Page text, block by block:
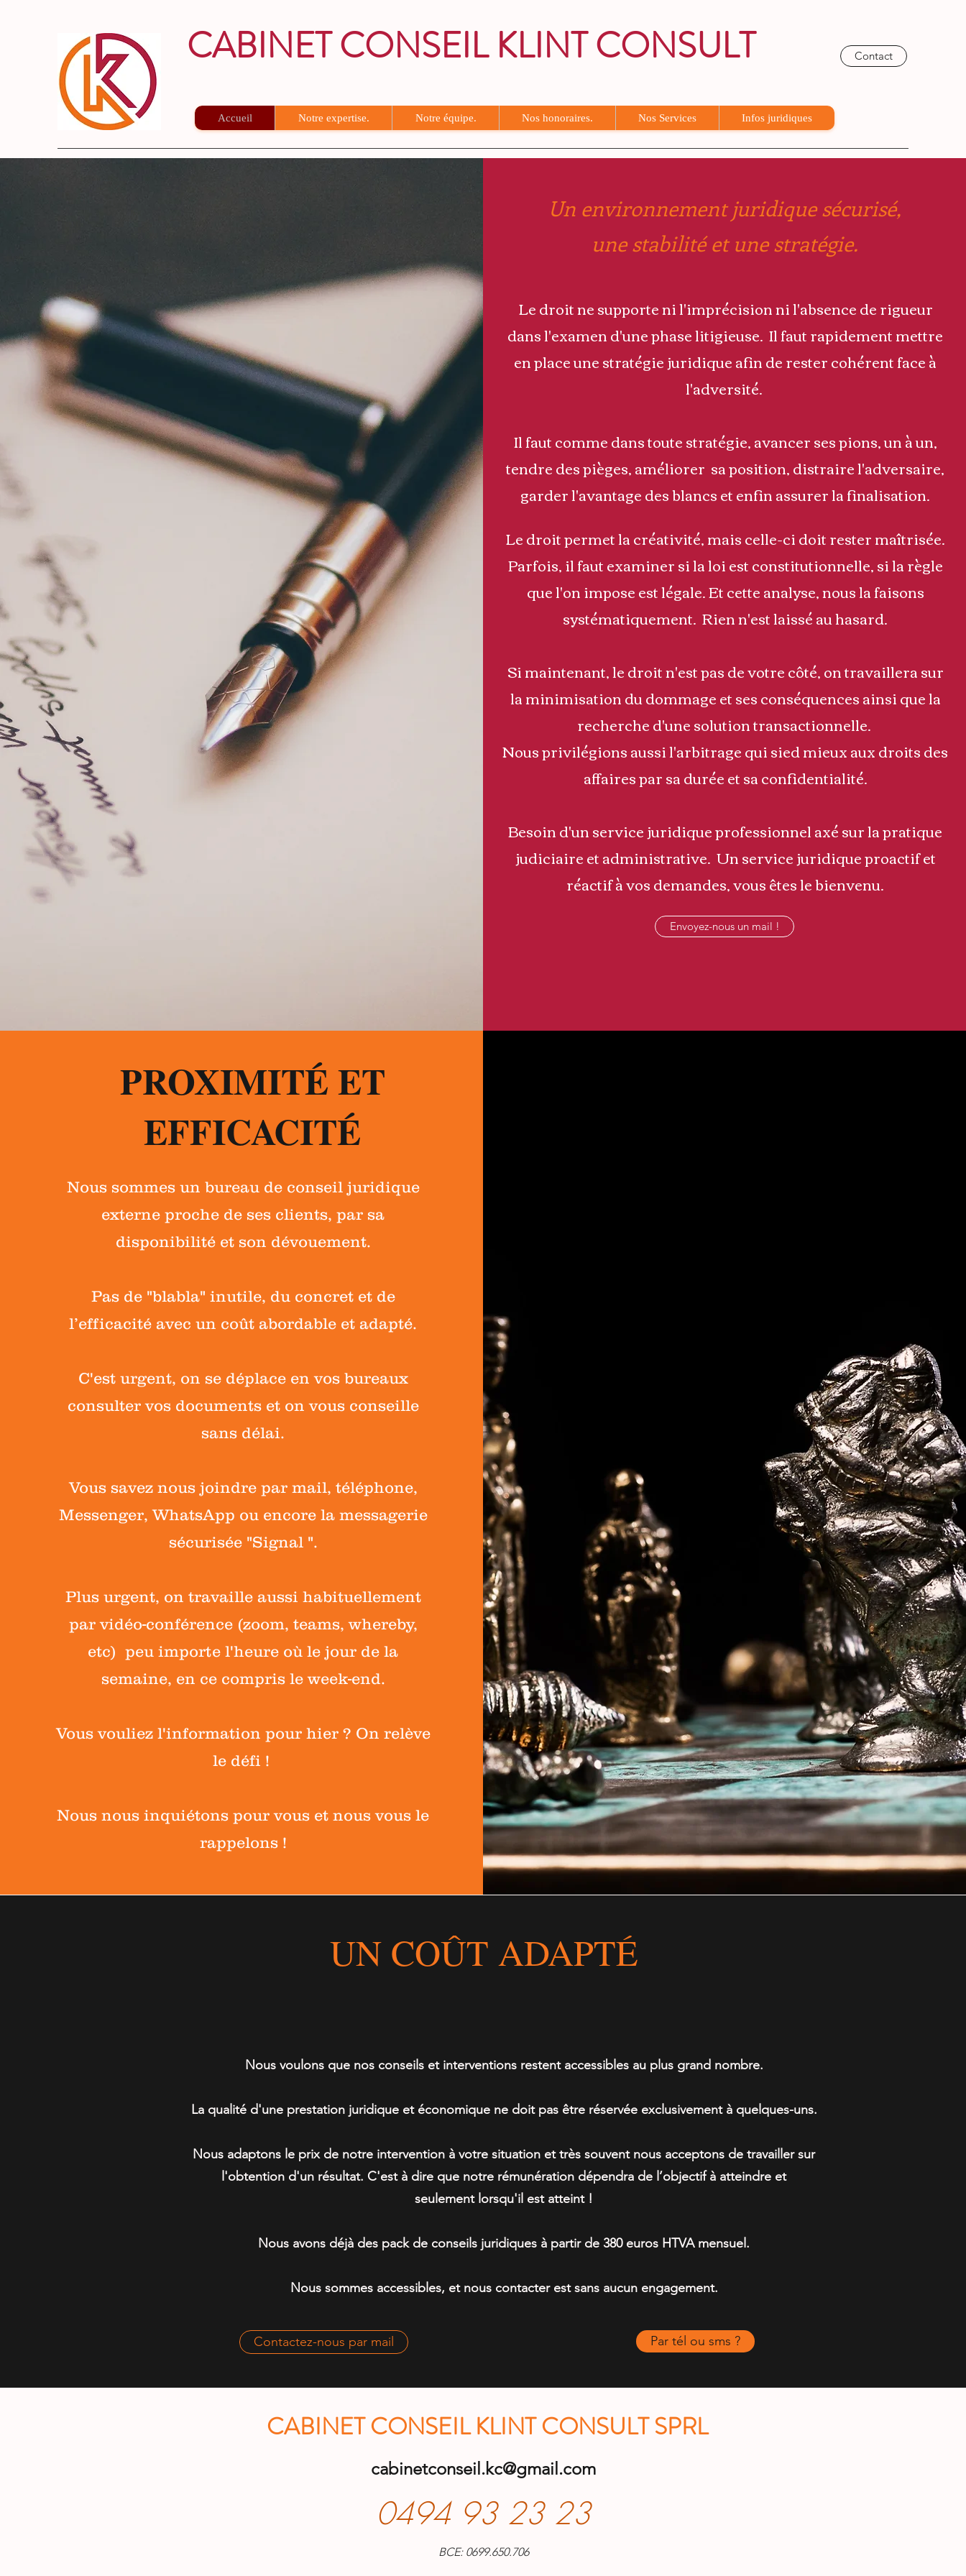
Contact
CABINET CONSEIL KLINT CONSULT
Accueil Notre expertise. Notre équipe. Nos honoraires. Nos Services Infos juridiques
Un environnement juridique sécurisé,
une stabilité et une stratégie.
Le droit ne supporte ni l'imprécision ni l'absence de rigueur
dans l'examen d'une phase litigieuse. Il faut rapidement mettre
en place une stratégie juridique afin de rester cohérent face à
l'adversité.
Il faut comme dans toute stratégie, avancer ses pions, un à un,
tendre des pièges,améliorer sa position, distraire l'adversaire,
garder l'avantage des blancs et enfin assurer la finalisation.
Le droit permet la créativité, mais celle-ci doit rester maîtrisée.
Parfois, il faut examiner si la loi est constitutionnelle, si la règle
que l'on impose est légale. Et cette analyse, nous la faisons
systématiquement. Rien n'est laissé au hasard.
Si maintenant, le droit n'est pas de votre côté, on travaillera sur
la minimisation du dommage et ses conséquences ainsi que la
recherche d'une solution transactionnelle.
Nous privilégions aussi l'arbitrage qui sied mieux aux droits des
affaires par sa durée et sa confidentialité.
Besoin d'un service juridique professionnel axé sur la pratique
judiciaire et administrative. Un service juridique proactif et
réactif à vos demandes, vous êtes le bienvenu.
Envoyez-nous un mail !
PROXIMITÉ ET
EFFICACITÉ
Nous sommes un bureau de conseil juridique
externe proche de ses clients, par sa
disponibilité et son dévouement.
Pas de "blabla" inutile, du concret et de
l’efficacité avec un coût abordable et adapté.
C'est urgent, on se déplace en vos bureaux
consulter vos documents et on vous conseille
sans délai.
Vous savez nous joindre par mail, téléphone,
Messenger, WhatsApp ou encore la messagerie
sécurisée "Signal ".
Plus urgent, on travaille aussi habituellement
par vidéo-conférence (zoom, teams, whereby,
etc) peu importe l'heure où le jour de la
semaine, en ce compris le week-end.
Vous vouliez l'information pour hier ? On relève
le défi !
Nous nous inquiétons pour vous et nous vous le
rappelons !
UN COÛT ADAPTÉ
Contactez-nous par mail Par tél ou sms ?
Nous voulons que nos conseils et interventions restent accessibles au plus grand nombre.
La qualité d'une prestation juridique et économique ne doit pas être réservée exclusivement à quelques-uns.
Nous adaptons le prix de notre intervention à votre situation et très souvent nous acceptons de travailler sur
l'obtention d'un résultat. C'est à dire que notre rémunération dépendra de l’objectif à atteindre et
seulement lorsqu'il est atteint !
Nous avons déjà des pack de conseils juridiques à partir de 380 euros HTVA mensuel.
Nous sommes accessibles, et nous contacter est sans aucun engagement.
CABINET CONSEIL KLINT CONSULT SPRL
cabinetconseil.kc@gmail.com
0494 93 23 23
BCE: 0699.650.706